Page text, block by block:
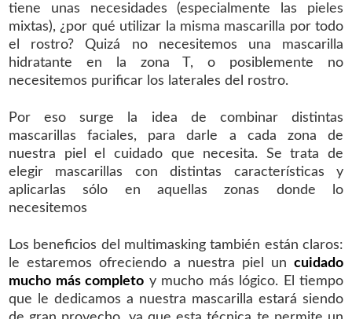
tiene unas necesidades (especialmente las pieles
mixtas), ¿por qué utilizar la misma mascarilla por todo
el rostro? Quizá no necesitemos una mascarilla
hidratante en la zona T, o posiblemente no
necesitemos purificar los laterales del rostro.
Por eso surge la idea de combinar distintas
mascarillas faciales, para darle a cada zona de
nuestra piel el cuidado que necesita. Se trata de
elegir mascarillas con distintas características y
aplicarlas sólo en aquellas zonas donde lo
necesitemos
Los beneficios del multimasking también están claros:
le estaremos ofreciendo a nuestra piel un cuidado
mucho más completo y mucho más lógico. El tiempo
que le dedicamos a nuestra mascarilla estará siendo